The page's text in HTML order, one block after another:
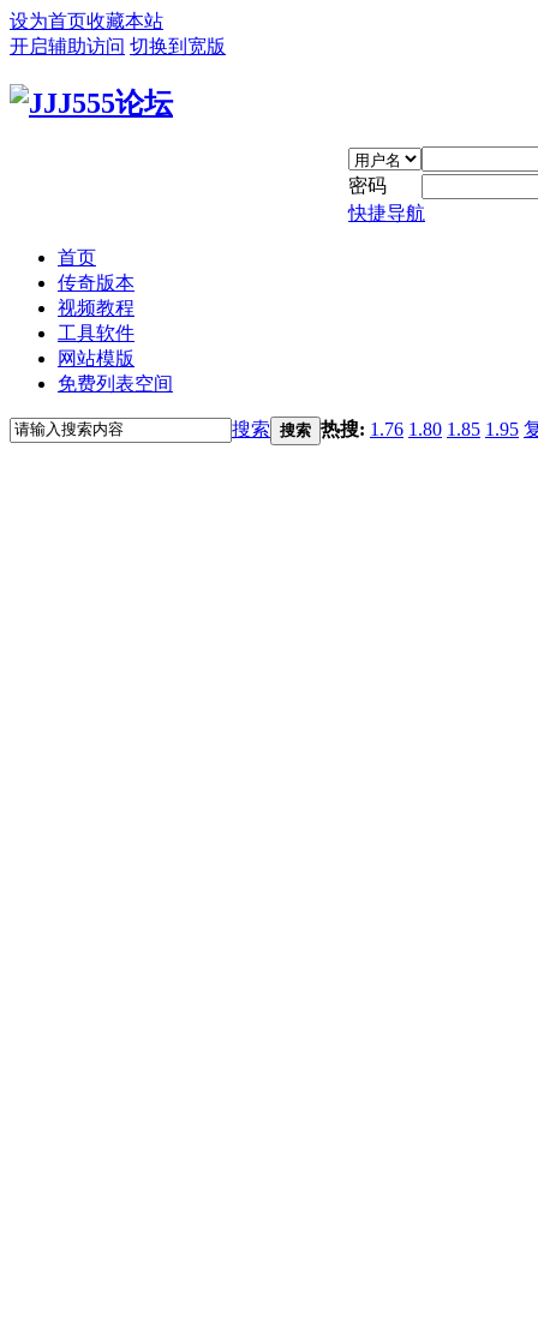
设为首页收藏本站
开启辅助访问 切换到宽版
密码
快捷导航
首页
传奇版本
视频教程
工具软件
网站模版
免费列表空间
搜索 搜索 热搜: 1.76 1.80 1.85 1.95